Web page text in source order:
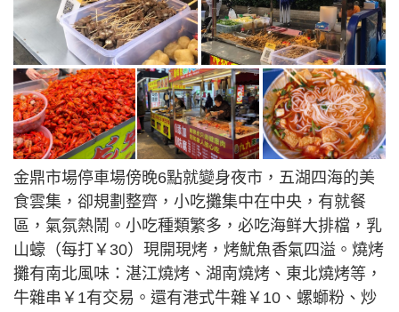
金鼎市場停車場傍晚6點就變身夜市，五湖四海的美
食雲集，卻規劃整齊，小吃攤集中在中央，有就餐
區，氣氛熱鬧。小吃種類繁多，必吃海鲜大排檔，乳
山蠔（每打￥30）現開現烤，烤魷魚香氣四溢。燒烤
攤有南北風味：湛江燒烤、湖南燒烤、東北燒烤等，
牛雜串￥1有交易。還有港式牛雜￥10、螺螄粉、炒